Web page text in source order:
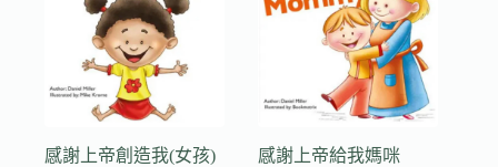
感謝上帝創造我(女孩)
感謝上帝給我媽咪